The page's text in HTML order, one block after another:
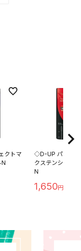
クトマ
N
◇D-UP パーフェ
クステンション
N
1,650